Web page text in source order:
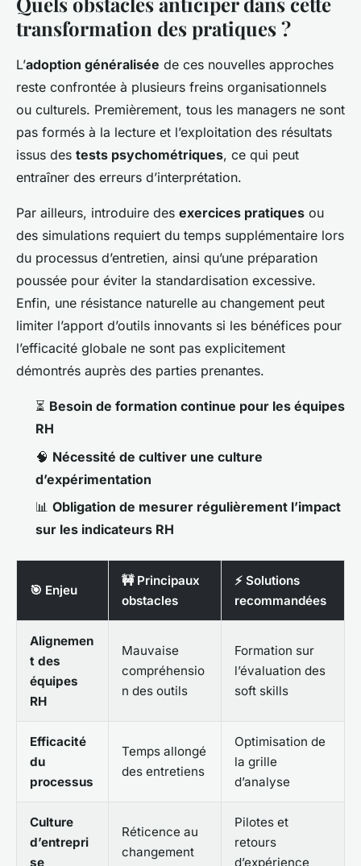
transformation des pratiques ?
L’adoption généralisée de ces nouvelles approches
reste confrontée à plusieurs freins organisationnels
ou culturels. Premièrement, tous les managers ne sont
pas formés à la lecture et l’exploitation des résultats
issus des tests psychométriques, ce qui peut
entraîner des erreurs d’interprétation.
Par ailleurs, introduire des exercices pratiques ou
des simulations requiert du temps supplémentaire lors
du processus d’entretien, ainsi qu’une préparation
poussée pour éviter la standardisation excessive.
Enfin, une résistance naturelle au changement peut
limiter l’apport d’outils innovants si les bénéfices pour
l’efficacité globale ne sont pas explicitement
démontrés auprès des parties prenantes.
⏳ Besoin de formation continue pour les équipes
RH
🧠 Nécessité de cultiver une culture
d’expérimentation
📊 Obligation de mesurer régulièrement l’impact
sur les indicateurs RH
🎯 Enjeu
🚧 Principaux
obstacles
⚡ Solutions
recommandées
Alignemen
t des
équipes
RH
Mauvaise
compréhensio
n des outils
Formation sur
l’évaluation des
soft skills
Efficacité
du
processus
Temps allongé
des entretiens
Optimisation de
la grille
d’analyse
Culture
d’entrepri
se
Réticence au
changement
Pilotes et
retours
d’expérience